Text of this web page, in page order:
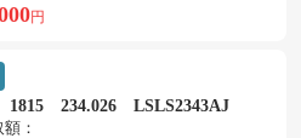
円
234.026 LSLS2343AJ
：